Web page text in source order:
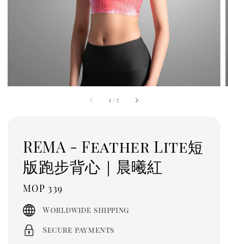
1 /7
REMA - Feather Lite短
版跑步背心｜晨曦紅
Regular
price
MOP 339
Worldwide shipping
Secure payments